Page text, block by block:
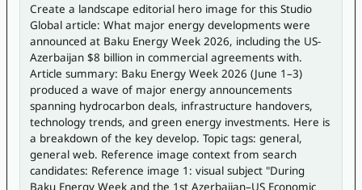
Create a landscape editorial hero image for this Studio
Global article: What major energy developments were
announced at Baku Energy Week 2026, including the US-
Azerbaijan $8 billion in commercial agreements with.
Article summary: Baku Energy Week 2026 (June 1–3)
produced a wave of major energy announcements
spanning hydrocarbon deals, infrastructure handovers,
technology trends, and green energy investments. Here is
a breakdown of the key develop. Topic tags: general,
general web. Reference image context from search
candidates: Reference image 1: visual subject "During
Baku Energy Week and the 1st Azerbaijan–US Economic